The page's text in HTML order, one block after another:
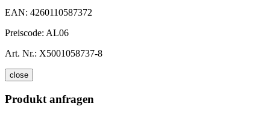
EAN: 4260110587372
Preiscode: AL06
Art. Nr.: X5001058737-8
close
Produkt anfragen